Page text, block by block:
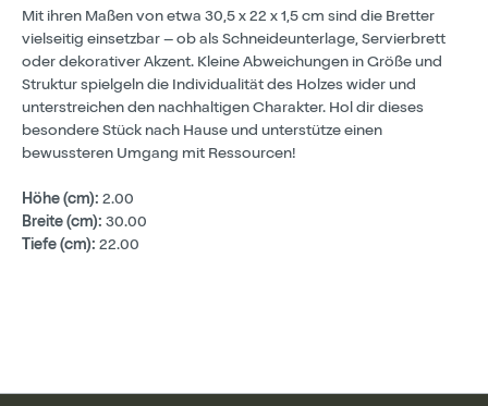
Mit ihren Maßen von etwa 30,5 x 22 x 1,5 cm sind die Bretter
vielseitig einsetzbar – ob als Schneideunterlage, Servierbrett
oder dekorativer Akzent. Kleine Abweichungen in Größe und
Struktur spielgeln die Individualität des Holzes wider und
unterstreichen den nachhaltigen Charakter. Hol dir dieses
besondere Stück nach Hause und unterstütze einen
bewussteren Umgang mit Ressourcen!
Höhe (cm): 2.00
Breite (cm): 30.00
Tiefe (cm): 22.00